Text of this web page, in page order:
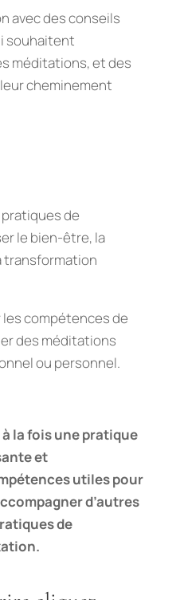
avec des conseils
souhaitent
méditations, et des
cheminement
pratiques de
le bien-être, la
transformation
les compétences de
des méditations
ou personnel.
la fois une pratique
et
utiles pour
d’autres
de